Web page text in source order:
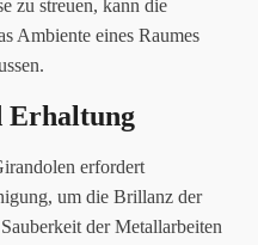
zu streuen, kann die
Ambiente eines Raumes
Erhaltung
erfordert
um die Brillanz der
der Metallarbeiten